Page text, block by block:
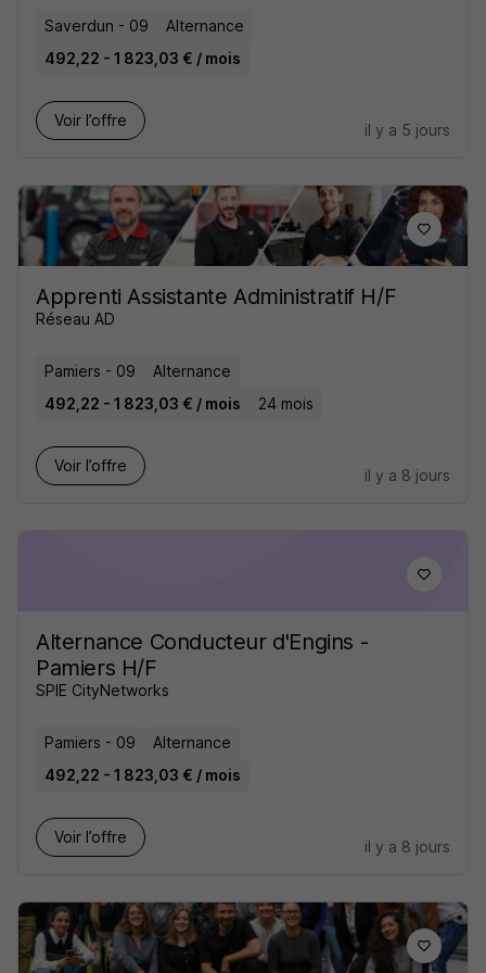
Saverdun - 09
Alternance
492,22 - 1 823,03 € / mois
Voir l’offre
il y a 5 jours
Apprenti Assistante Administratif H/F
Réseau AD
Pamiers - 09
Alternance
492,22 - 1 823,03 € / mois
24 mois
Voir l’offre
il y a 8 jours
Alternance Conducteur d'Engins -
Pamiers H/F
SPIE CityNetworks
Pamiers - 09
Alternance
492,22 - 1 823,03 € / mois
Voir l’offre
il y a 8 jours